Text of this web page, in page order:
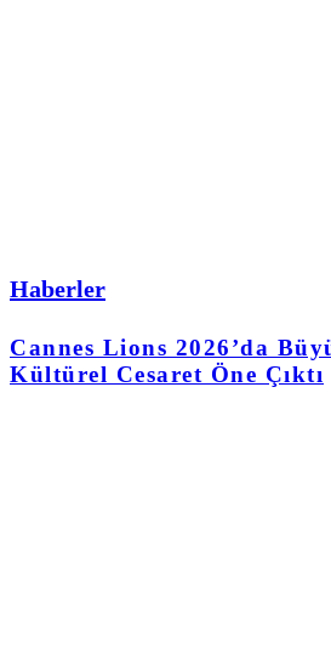
Haberler
Cannes Lions 2026’da
Kültürel Cesaret Öne Çıktı